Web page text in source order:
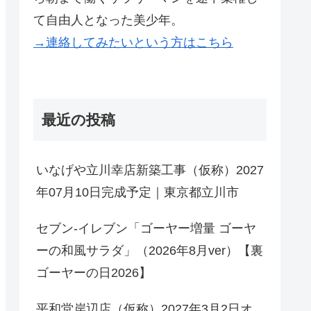
て自由人となった美少年。
→連絡してみたいという方はこちら
最近の投稿
いなげや立川幸店新築工事（仮称）2027
年07月10日完成予定｜東京都立川市
セブン-イレブン「ゴーヤー増量 ゴーヤ
ーの和風サラダ」（2026年8月ver）【裏
ゴーヤーの日2026】